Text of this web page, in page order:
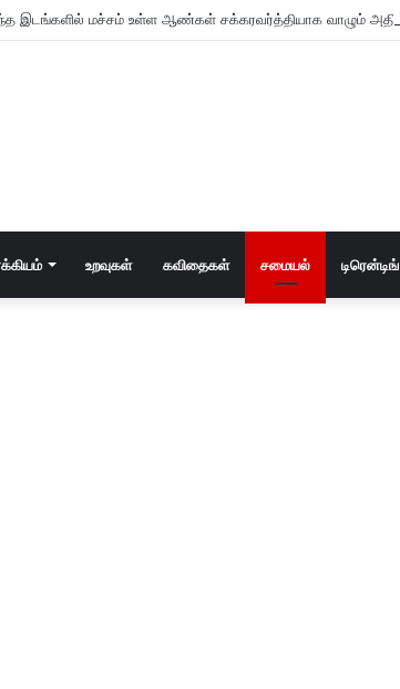
உறவுகள் கவிதைகள் சமையல் டிரென்டிங்